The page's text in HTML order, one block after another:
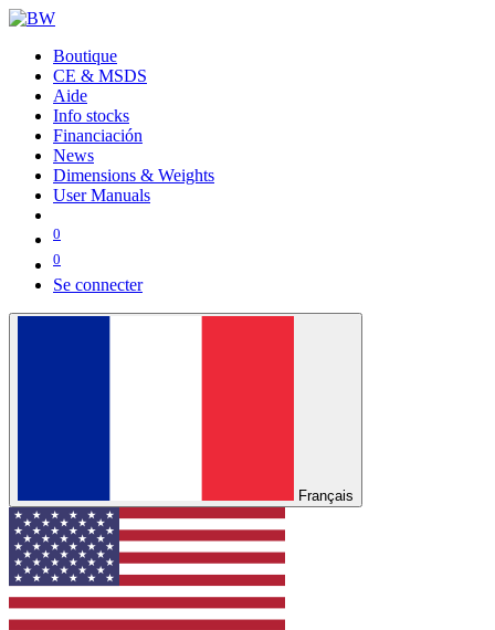
Boutique
CE & MSDS
Aide
Info stocks
Financiación
News
Dimensions & Weights
User Manuals
0
0
Se connecter
Français